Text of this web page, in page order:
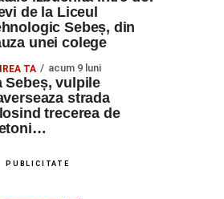
de la Liceul
Sebeș, din
unei colege
TA acum 9 luni
Sebeș, vulpile
strada
trecerea de
PUBLICITATE